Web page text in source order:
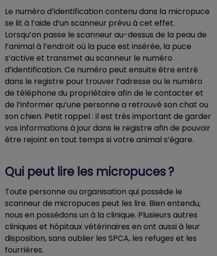
Le numéro d’identification contenu dans la micropuce
se lit à l’aide d’un scanneur prévu à cet effet.
Lorsqu’on passe le scanneur au-dessus de la peau de
l’animal à l’endroit où la puce est insérée, la puce
s’active et transmet au scanneur le numéro
d’identification. Ce numéro peut ensuite être entré
dans le registre pour trouver l’adresse ou le numéro
de téléphone du propriétaire afin de le contacter et
de l’informer qu’une personne a retrouvé son chat ou
son chien. Petit rappel : il est très important de garder
vos informations à jour dans le registre afin de pouvoir
être rejoint en tout temps si votre animal s’égare.
Qui peut lire les micropuces ?
Toute personne ou organisation qui possède le
scanneur de micropuces peut les lire. Bien entendu,
nous en possédons un à la clinique. Plusieurs autres
cliniques et hôpitaux vétérinaires en ont aussi à leur
disposition, sans oublier les SPCA, les refuges et les
fourrières.